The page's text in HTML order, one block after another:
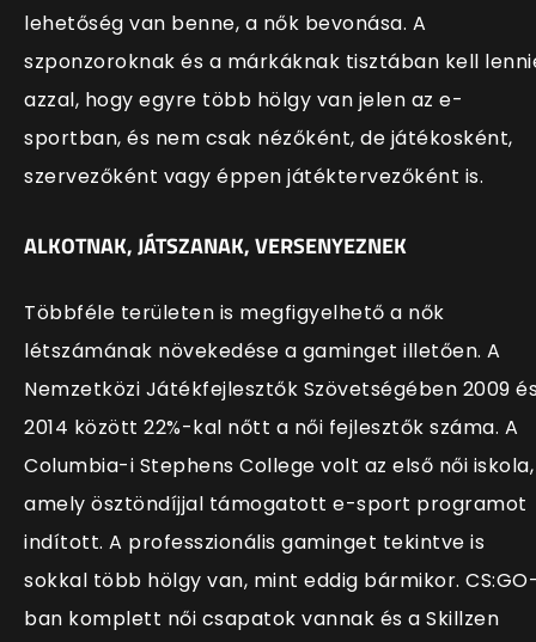
lehetőség van benne, a nők bevonása. A
szponzoroknak és a márkáknak tisztában kell
azzal, hogy egyre több hölgy van jelen az e-
sportban, és nem csak nézőként, de játékosként,
szervezőként vagy éppen játéktervezőként is.
ALKOTNAK, JÁTSZANAK, VERSENYEZNEK
Többféle területen is megfigyelhető a nők
létszámának növekedése a gaminget illetően. A
Nemzetközi Játékfejlesztők Szövetségében 2009
2014 között 22%-kal nőtt a női fejlesztők száma. A
Columbia-i Stephens College volt az első női iskola,
amely ösztöndíjjal támogatott e-sport programot
indított. A professzionális gaminget tekintve is
sokkal több hölgy van, mint eddig bármikor.
ban komplett női csapatok vannak és a Skillzen